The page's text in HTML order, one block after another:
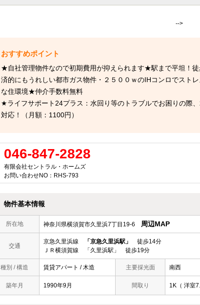
-->
★自社管理物件なので初期費用が抑えられます★駅まで平坦！
済的にもうれしい都市ガス物件・２５００ｗのIHコンロでスト
な住環境★仲介手数料無料
★ライフサポート24プラス：水回り等のトラブルでお困りの際
対応！（月額：1100円）
046-847-2828
有限会社セントラル・ホームズ
お問い合わせNO：RHS-793
物件基本情報
所在地 神奈川県横須賀市久里浜7丁目19-6 周辺MAP
交通
京急久里浜線 「京急久里浜駅」
徒歩14分
ＪＲ横須賀線 「久里浜駅」 徒歩19分
種別 / 構造 賃貸アパート / 木造 主要採光面 南西
築年月 1990年9月 間取り 1K（ 洋室